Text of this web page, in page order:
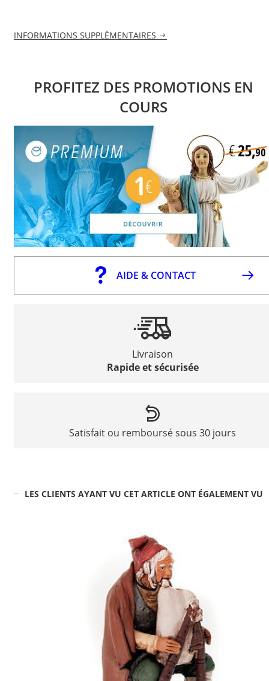
INFORMATIONS SUPPLÉMENTAIRES
PROFITEZ DES PROMOTIONS EN
COURS
AIDE & CONTACT
Livraison
Rapide et sécurisée
Satisfait ou remboursé sous 30 jours
LES CLIENTS AYANT VU CET ARTICLE ONT ÉGALEMENT VU